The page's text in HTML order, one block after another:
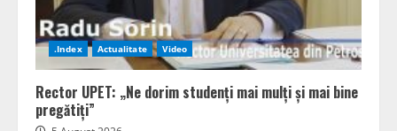
.Index Actualitate Video
Rector UPET: „Ne dorim studenți mai mulți și mai bine
pregătiți”